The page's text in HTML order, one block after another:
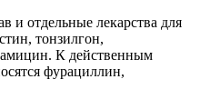
и отдельные лекарства для
тонзилгон,
К действенным
фурациллин,